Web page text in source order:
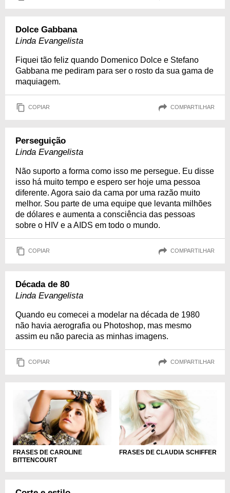
Dolce Gabbana
Linda Evangelista
Fiquei tão feliz quando Domenico Dolce e Stefano
Gabbana me pediram para ser o rosto da sua gama de
maquiagem.
COPIAR COMPARTILHAR
Perseguição
Linda Evangelista
Não suporto a forma como isso me persegue. Eu disse
isso há muito tempo e espero ser hoje uma pessoa
diferente. Agora saio da cama por uma razão muito
melhor. Sou parte de uma equipe que levanta milhões
de dólares e aumenta a consciência das pessoas
sobre o HIV e a AIDS em todo o mundo.
COPIAR COMPARTILHAR
Década de 80
Linda Evangelista
Quando eu comecei a modelar na década de 1980
não havia aerografia ou Photoshop, mas mesmo
assim eu não parecia as minhas imagens.
COPIAR COMPARTILHAR
FRASES DE CAROLINE
BITTENCOURT
FRASES DE CLAUDIA SCHIFFER